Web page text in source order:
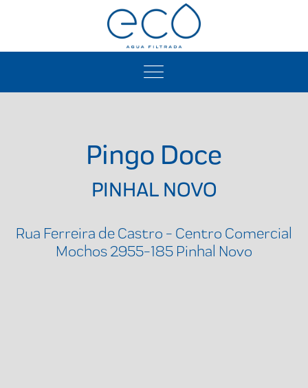
Pingo Doce
PINHAL NOVO
Rua Ferreira de Castro - Centro Comercial
Mochos 2955-185 Pinhal Novo